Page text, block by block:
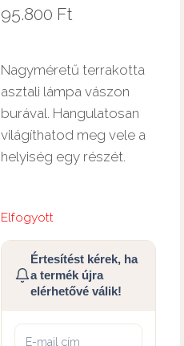
95.800 Ft
Nagyméretű terrakotta
asztali lámpa vászon
burával. Hangulatosan
világíthatod meg vele a
helyiség egy részét.
Elfogyott
Értesítést kérek, ha
a termék újra
elérhetővé válik!